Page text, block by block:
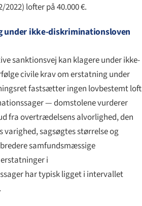
2022) lofter på 40.000 €.
under ikke-diskriminationsloven
sanktionsvej kan klagere under ikke-
civile krav om erstatning under
fastsætter ingen lovbestemt loft
— domstolene vurderer
fra overtrædelsens alvorlighed, den
sagsøgtes størrelse og
samfundsmæssige
i
har typisk ligget i intervallet